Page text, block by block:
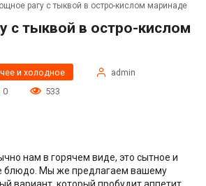
рагу с тыквой в остро-кислом маринаде
и холодное
admin
0 533
нам в горячем виде, это сытное и
блюдо. Мы же предлагаем вашему
вариант, который пробудит аппетит